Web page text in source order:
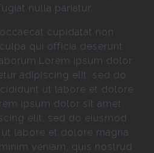
nulla pariatur.
cupidatat non
qui officia deserunt
ipsum dolor
adipiscing elit, sed do
ut labore et dolore
ipsum dolor sit amet,
elit, sed do eiusmod
labore et dolore magna
veniam, quis nostrud